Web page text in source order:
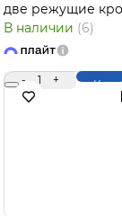
две режущие
В наличии (6)
- 1 +